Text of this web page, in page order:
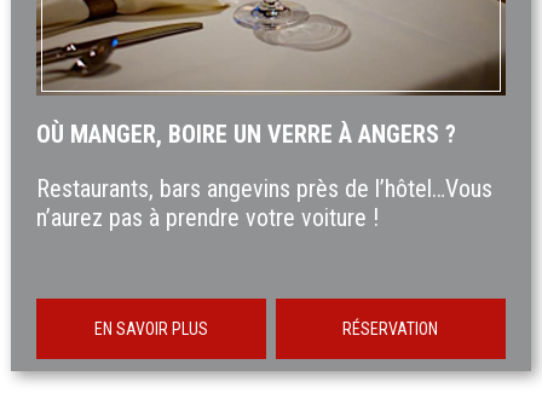
OÙ MANGER, BOIRE UN VERRE À ANGERS ?
Restaurants, bars angevins près de l’hôtel…Vous
n’aurez pas à prendre votre voiture !
EN SAVOIR PLUS RÉSERVATION